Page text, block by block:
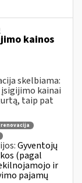
kainos
skelbiama:
kainai
taip pat
renovacija
Gyventojų
(pagal
ir
pajamų